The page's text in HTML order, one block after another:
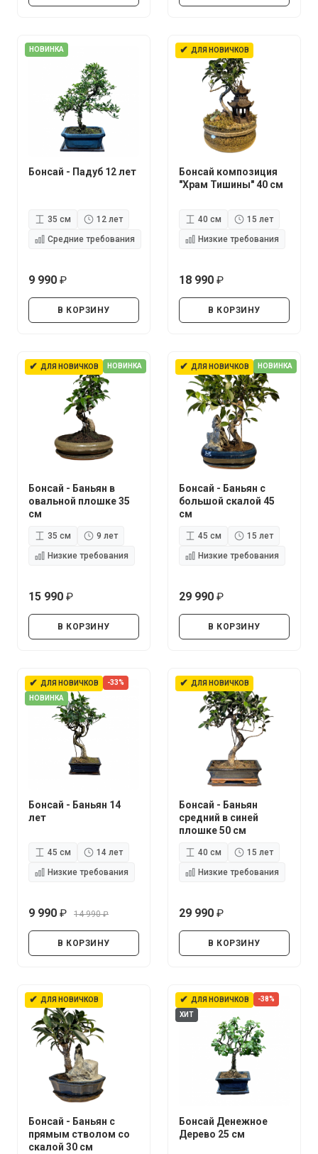
НОВИНКА
Бонсай - Падуб 12 лет
35 см
12 лет
Средние требования
9 990
В КОРЗИНУ
✔ ДЛЯ НОВИЧКОВ
Бонсай композиция
"Храм Тишины" 40 см
40 см
15 лет
Низкие требования
18 990
В КОРЗИНУ
✔ ДЛЯ НОВИЧКОВ НОВИНКА
Бонсай - Баньян в
овальной плошке 35
см
35 см
9 лет
Низкие требования
15 990
В КОРЗИНУ
✔ ДЛЯ НОВИЧКОВ НОВИНКА
Бонсай - Баньян с
большой скалой 45
см
45 см
15 лет
Низкие требования
29 990
В КОРЗИНУ
✔ ДЛЯ НОВИЧКОВ
-33%
НОВИНКА
Бонсай - Баньян 14
лет
45 см
14 лет
Низкие требования
9 990
14 990
В КОРЗИНУ
✔ ДЛЯ НОВИЧКОВ
Бонсай - Баньян
средний в синей
плошке 50 см
40 см
15 лет
Низкие требования
29 990
В КОРЗИНУ
✔ ДЛЯ НОВИЧКОВ
Бонсай - Баньян с
прямым стволом со
скалой 30 см
✔ ДЛЯ НОВИЧКОВ
-38%
ХИТ
Бонсай Денежное
Дерево 25 см